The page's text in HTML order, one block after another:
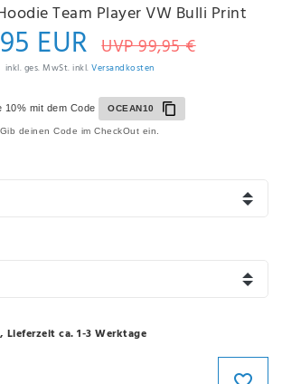
Team Player VW Bulli Print
EUR UVP 99,95 €
inkl. ges. MwSt. inkl. Versandkosten
10% mit dem Code OCEAN10
Gib deinen Code im CheckOut ein.
ca. 1-3 Werktage